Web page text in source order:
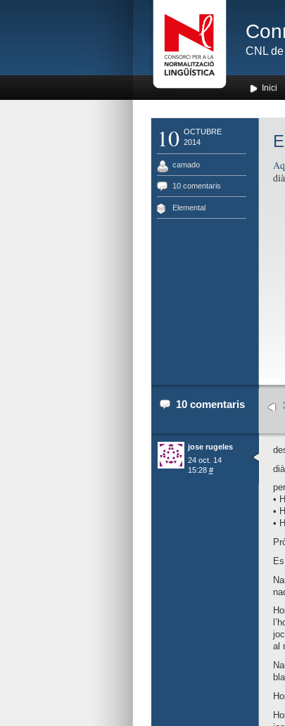
CNL
Inici
10 OCTUBRE
2014
camado
10 comentaris
Elemental
10 comentaris
jose rugeles
24 oct. 14
15:28 #
•
•
•
al